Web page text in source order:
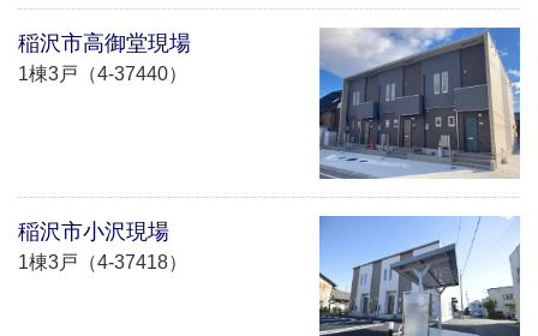
稲沢市高御堂現場
1棟3戸（4-37440）
稲沢市小沢現場
1棟3戸（4-37418）